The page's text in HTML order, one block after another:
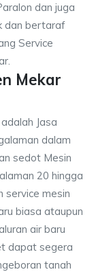
dan juga
dan bertaraf
Service
Mekar
Jasa
dalam
sedot Mesin
20 hingga
service mesin
biasa ataupun
air baru
dapat segera
tanah